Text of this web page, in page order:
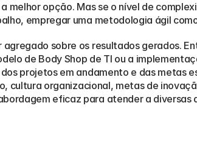
melhor opção. Mas se o nível de
empregar uma metodologia ágil
sobre os resultados gerados.
de Body Shop de TI ou a
projetos em andamento e das metas
cultura organizacional, metas de
eficaz para atender a diversas